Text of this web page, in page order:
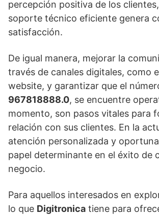
percepción positiva de los
soporte técnico eficiente genera
satisfacción.
De igual manera, mejorar la
través de canales digitales, como
website, y garantizar que el
967818888.0, se encuentre
momento, son pasos vitales para
relación con sus clientes. En la
atención personalizada y
papel determinante en el éxito de
negocio.
Para aquellos interesados en
lo que Digitronica tiene para